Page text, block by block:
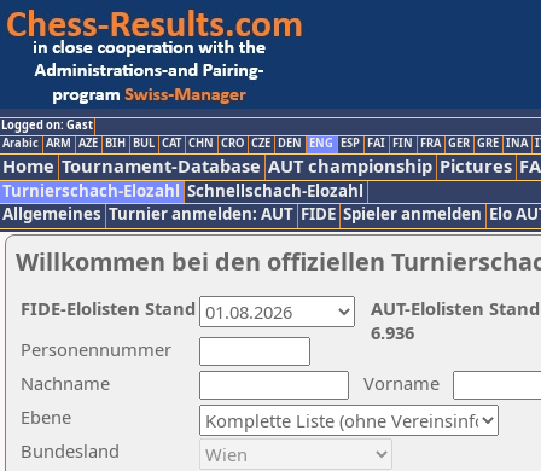
Logged on: Gast
Arabic ARM AZE BIH BUL CAT CHN CRO CZE DEN ENG ESP FAI FIN FRA GER GRE INA
Home Tournament-Database AUT championship Pictures
Turnierschach-Elozahl Schnellschach-Elozahl
Allgemeines Turnier anmelden: AUT FIDE Spieler anmelden Elo
Willkommen bei den offiziellen
Nachname
Vorname
Ebene
Personennummer
Bundesland
AUT-Elolisten
6.936
FIDE-Elolisten Stand